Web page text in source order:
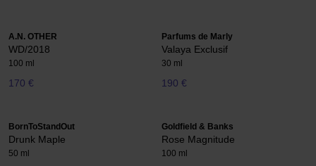
A.N. OTHER
WD/2018
100 ml
170 €
Parfums de Marly
Valaya Exclusif
30 ml
190 €
BornToStandOut
Drunk Maple
50 ml
Goldfield & Banks
Rose Magnitude
100 ml